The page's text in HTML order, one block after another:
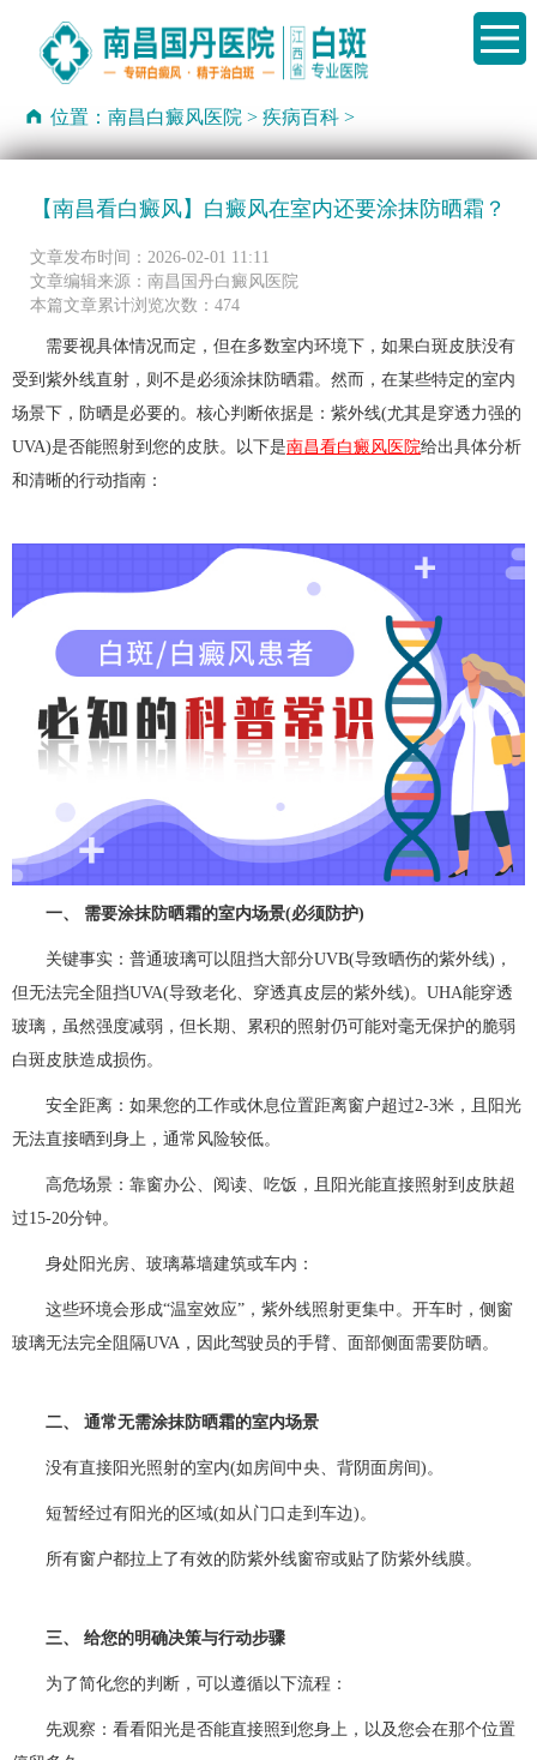
位置：南昌白癜风医院 >疾病百科 >
【南昌看白癜风】白癜风在室内还要涂抹防晒霜？
文章发布时间：2026-02-01 11:11
文章编辑来源：南昌国丹白癜风医院
本篇文章累计浏览次数：474
需要视具体情况而定，但在多数室内环境下，如果白斑皮肤没有
受到紫外线直射，则不是必须涂抹防晒霜。然而，在某些特定的室内
场景下，防晒是必要的。核心判断依据是：紫外线(尤其是穿透力强的
UVA)是否能照射到您的皮肤。以下是南昌看白癜风医院给出具体分析
和清晰的行动指南：
一、 需要涂抹防晒霜的室内场景(必须防护)
关键事实：普通玻璃可以阻挡大部分UVB(导致晒伤的紫外线)，
但无法完全阻挡UVA(导致老化、穿透真皮层的紫外线)。UHA能穿透
玻璃，虽然强度减弱，但长期、累积的照射仍可能对毫无保护的脆弱
白斑皮肤造成损伤。
安全距离：如果您的工作或休息位置距离窗户超过2-3米，且阳光
无法直接晒到身上，通常风险较低。
高危场景：靠窗办公、阅读、吃饭，且阳光能直接照射到皮肤超
过15-20分钟。
身处阳光房、玻璃幕墙建筑或车内：
这些环境会形成“温室效应”，紫外线照射更集中。开车时，侧窗
玻璃无法完全阻隔UVA，因此驾驶员的手臂、面部侧面需要防晒。
二、 通常无需涂抹防晒霜的室内场景
没有直接阳光照射的室内(如房间中央、背阴面房间)。
短暂经过有阳光的区域(如从门口走到车边)。
所有窗户都拉上了有效的防紫外线窗帘或贴了防紫外线膜。
三、 给您的明确决策与行动步骤
为了简化您的判断，可以遵循以下流程：
先观察：看看阳光是否能直接照到您身上，以及您会在那个位置